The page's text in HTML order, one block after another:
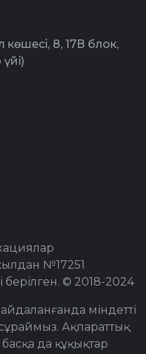
көшесі, 8, 17В блок,
№17251
берілген. © 2018-2024
міндетті
сұраймыз. Ақпараттық
да құқықтар